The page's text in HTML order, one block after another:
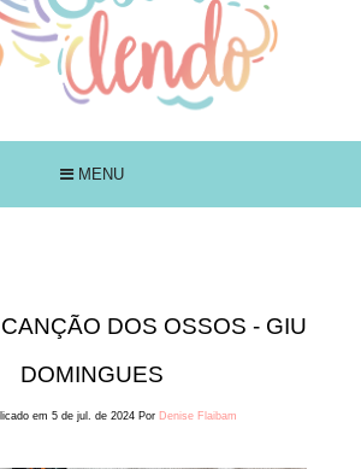
MENU
DOS OSSOS - GIU
DOMINGUES
em 5 de jul. de 2024 Por Denise Flaibam